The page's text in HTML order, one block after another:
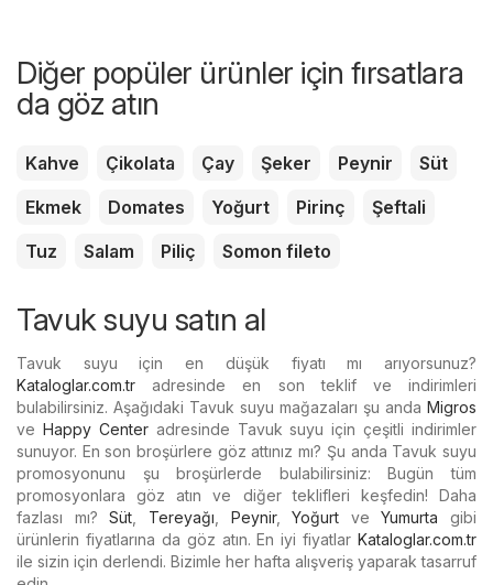
Diğer popüler ürünler için fırsatlara
da göz atın
Kahve Çikolata Çay Şeker Peynir
Süt
Ekmek
Domates Yoğurt Pirinç
Şeftali
Tuz
Salam Piliç Somon fileto
Tavuk suyu satın al
Tavuk suyu için en düşük fiyatı mı arıyorsunuz?
Kataloglar.com.tr adresinde en son teklif ve indirimleri
bulabilirsiniz. Aşağıdaki Tavuk suyu mağazaları şu anda Migros
ve Happy Centeradresinde Tavuk suyu için çeşitli indirimler
sunuyor. En son broşürlere göz attınız mı? Şu anda Tavuk suyu
promosyonunu şu broşürlerde bulabilirsiniz: Bugün tüm
promosyonlara göz atın ve diğer teklifleri keşfedin! Daha
fazlası mı?Süt Tereyağı Peynir,Yoğurt veYumurta gibi
ürünlerin fiyatlarına da göz atın. En iyi fiyatlar Kataloglar.com.tr
ile sizin için derlendi. Bizimle her hafta alışveriş yaparak tasarruf